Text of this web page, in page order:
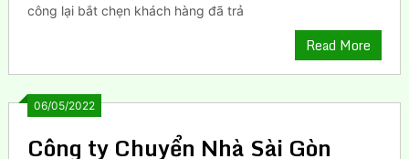
công lại bắt chẹn khách hàng đã trả
Read More
06/05/2022
Công ty Chuyển Nhà Sài Gòn